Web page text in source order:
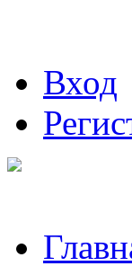
Вход